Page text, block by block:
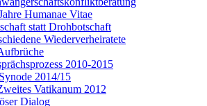
Humanae Vitae
statt Drohbotschaft
Wiederverheiratete
2010-2015
2014/15
Vatikanum 2012
Dialog